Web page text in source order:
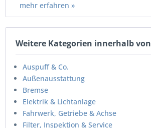
mehr erfahren »
Weitere Kategorien innerhalb von
Auspuff & Co.
Außenausstattung
Bremse
Elektrik & Lichtanlage
Fahrwerk, Getriebe & Achse
Filter, Inspektion & Service